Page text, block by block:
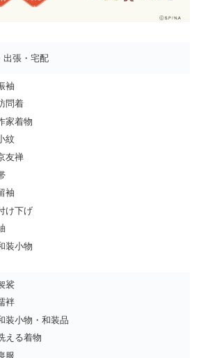
出張・宅配
袖
問着
家着物
紋
友禅
袖
け下げ
装小物
裟
袢
装小物・和装品
える着物
服